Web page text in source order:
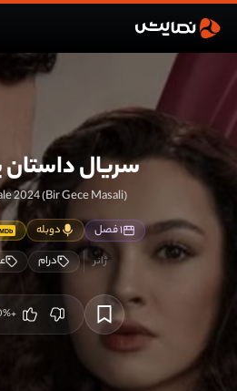
سریال
(Bir Gece Masali) A Night’s Tale 2024
۱ فصل دوبله
درام
+100
%